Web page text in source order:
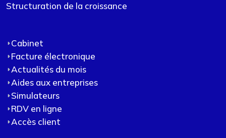
Structuration de la croissance
Cabinet
Facture électronique
Actualités du mois
Aides aux entreprises
Simulateurs
RDV en ligne
Accès client